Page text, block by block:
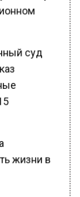
суд
жизни в